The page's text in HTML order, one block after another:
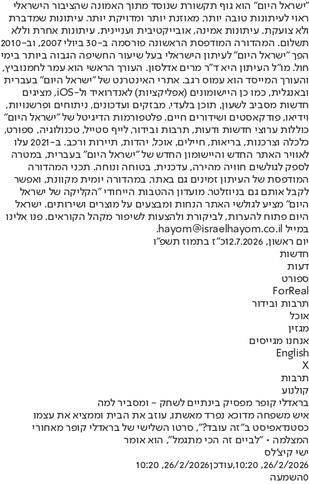
"ישראל היום" הוא גוף תקשורת שנוסד מתוך האמונה שהציבור הישראלי
ראוי לעיתונות טובה יותר, מאוזנת יותר ומדויקת יותר. עיתונות שמדברת
ולא צועקת. עיתונות אמינה, אובייקטיבית ועניינית. עיתונות אחרת וללא
תשלום. המהדורה המודפסת הראשונה פורסמה ב-30 ביולי 2007, וב-2010
הפך "ישראל היום" לעיתון הישראלי בעל שיעור החשיפה הגבוה ביותר בימי
חול. מו"ל העיתון היא ד"ר מרים אדלסון. העורך הראשי הוא עמר לחמנוביץ,
והעורך המייסד הוא עמוס רגב. אתרי האינטרנט של "ישראל היום" בעברית
ובאנגלית, כמו כן היישומונים (אפליקציות) לאנדרואיד ול-iOS, מציגים
חדשות מסביב לשעון, תוכן בלעדי, מבזקים ועדכונים, ניתוחים ופרשנויות,
וידיאו, פודקאסטים ושידורים חיים. פלטפורמות הדיגיטל של "ישראל היום"
כוללות ערוצי חדשות ודעות, תרבות ובידור, לייף סטייל, טכנולוגיה, ספורט,
כלכלה וצרכנות, בריאות, חיילים, אוכל, יהדות, תיירות ורכב. ב-2021 עלו
לאוויר האתר החדש והיישומון החדש של "ישראל היום" בעברית, במטרה
לספק לגולשים חוויה מהירה, עדכנית, בטוחה ונוחה. תכני המהדורה
המודפסת של העיתון זמינים גם באתר, במהדורה יומית מקוונת, ואפשר
לקבל אותם גם בניוזלטר. מועדון ההטבות הייחודי "הקליקה של ישראל
היום" מציע לגולשי האתר הנחות ומבצעים על מוצרים ושירותים. ישראל
היום פתוח להערות, לביקורת ולהצעות לשיפור מקהל הקוראים. פנו אלינו
במייל hayom@israelhayom.co.il.
יום ראשון, 12.7.2026
כ"ז בתמוז תשפ"ו
חדשות
דעות
ספורט
ForReal
תרבות ובידור
אוכל
מגזין
אנחנו מגייסים
English
X
תרבות
קולנוע
בראדלי קופר מפסיק בינתיים לשחק - ומסביר למה
איש משפחה מדוכא נפרד מאשתו, עוזב את הבית וממציא את עצמו
כסטנדאפיסט ב"זה עובד?", סרטו השלישי של בראדלי קופר מאחורי
המצלמה • "לביים זה הכי מתגמל", הוא אומר
ישי קיצ'לס
26/2/2026, 10:20
,עודכן26/2/2026, 10:20
0השמעה